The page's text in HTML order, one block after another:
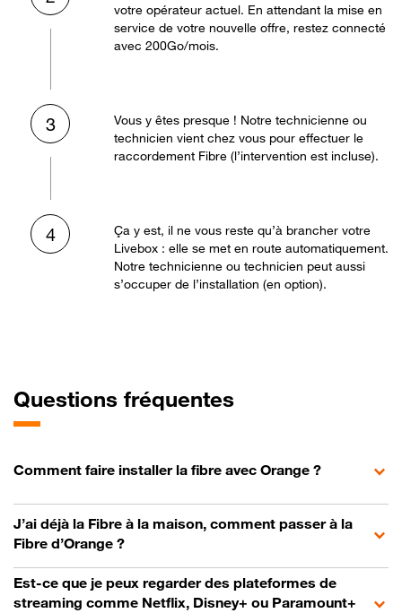
votre opérateur actuel. En attendant la mise en
service de votre nouvelle offre, restez connecté
avec 200Go/mois.
3
Vous y êtes presque ! Notre technicienne ou
technicien vient chez vous pour effectuer le
raccordement Fibre (l’intervention est incluse).
4
Ça y est, il ne vous reste qu’à brancher votre
Livebox : elle se met en route automatiquement.
Notre technicienne ou technicien peut aussi
s’occuper de l’installation (en option).
Questions fréquentes
Comment faire installer la fibre avec Orange ?
J’ai déjà la Fibre à la maison, comment passer à la
Fibre d’Orange ?
Est-ce que je peux regarder des plateformes de
streaming comme Netflix, Disney+ ou Paramount+